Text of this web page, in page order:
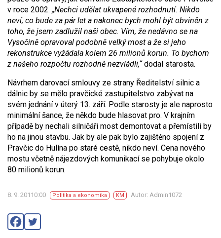
v roce 2002. „Nechci udělat ukvapené rozhodnutí. Nikdo
neví, co bude za pár let a nakonec bych mohl být obviněn z
toho, že jsem zadlužil naši obec. Vím, že nedávno se na
Vysočině opravoval podobně velký most a že si jeho
rekonstrukce vyžádala kolem 26 milionů korun. To bychom
z našeho rozpočtu rozhodně nezvládli,“dodal starosta.
Návrhem darovací smlouvy ze strany Ředitelství silnic a
dálnic by se mělo pravčické zastupitelstvo zabývat na
svém jednání v úterý 13. září. Podle starosty je ale naprosto
minimální šance, že někdo bude hlasovat pro. V krajním
případě by nechali silničáři most demontovat a přemístili by
ho na jinou stavbu. Jak by ale pak bylo zajištěno spojení z
Pravčic do Hulína po staré cestě, nikdo neví. Cena nového
mostu včetně nájezdových komunikací se pohybuje okolo
80 milionů korun.
8. 9. 20110:00 Politika a ekonomika KM Autor: Admin1072